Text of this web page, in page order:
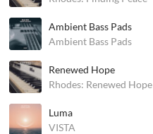
Ambient Bass Pads
Ambient Bass Pads
Renewed Hope
Rhodes: Renewed Hope
Luma
VISTA